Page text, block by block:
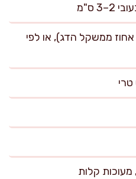
12 גרם מלח דק (כ-1.5 אחוז ממשקל הדג), או לפי